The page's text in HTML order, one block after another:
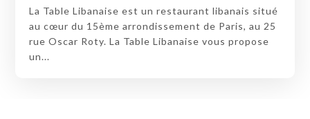
La Table Libanaise est un restaurant libanais situé
au cœur du 15ème arrondissement de Paris, au 25
rue Oscar Roty. La Table Libanaise vous propose
un...